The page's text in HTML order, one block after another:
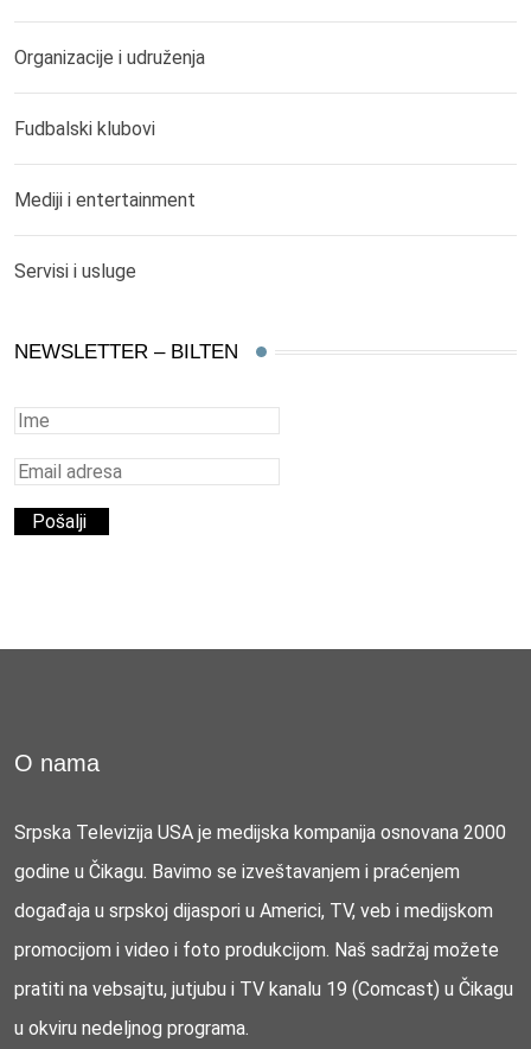
Organizacije i udruženja
Fudbalski klubovi
Mediji i entertainment
Servisi i usluge
NEWSLETTER – BILTEN
O nama
Srpska Televizija USA je medijska kompanija osnovana 2000
godine u Čikagu. Bavimo se izveštavanjem i praćenjem
događaja u srpskoj dijaspori u Americi, TV, veb i medijskom
promocijom i video i foto produkcijom. Naš sadržaj možete
pratiti na vebsajtu, jutjubu i TV kanalu 19 (Comcast) u Čikagu
u okviru nedeljnog programa.